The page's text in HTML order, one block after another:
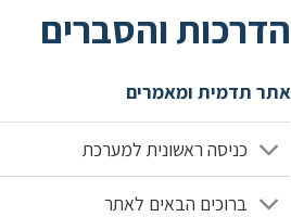
הדרכות והסברים
אתר תדמית ומאמרים
כניסה ראשונית למערכת
ברוכים הבאים לאתר